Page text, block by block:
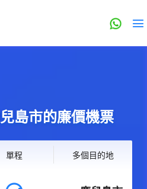
島市的廉價機票
單程 多個目的地